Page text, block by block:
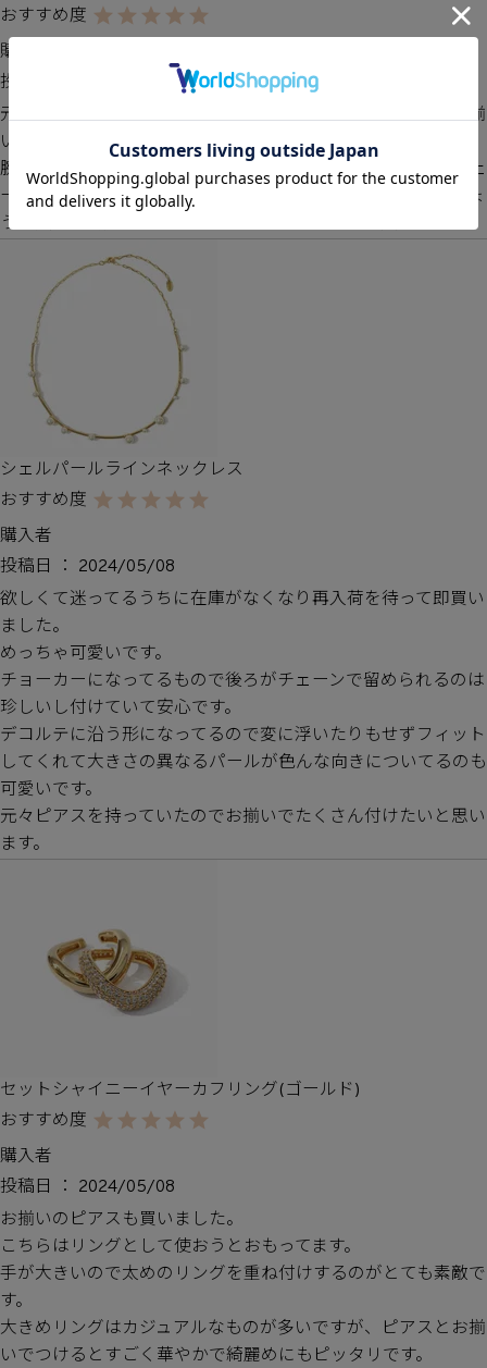
購入者
投稿日
元々ピアスを持っていて今回ブレスレットとネックレスをお揃
いで購入しました。
腕を出す季節はブレスレットがつけたくなりますが、細いチェ
ーンのものより存在感があってバングルよりも華奢なのがちょ
うど良く、綺麗めカジュアルな感じがとても気に入りました。
シェルパールラインネックレス
購入者
投稿日
2024/05/08
欲しくて迷ってるうちに在庫がなくなり再入荷を待って即買い
ました。
めっちゃ可愛いです。
チョーカーになってるもので後ろがチェーンで留められるのは
珍しいし付けていて安心です。
デコルテに沿う形になってるので変に浮いたりもせずフィット
してくれて大きさの異なるパールが色んな向きについてるのも
可愛いです。
元々ピアスを持っていたのでお揃いでたくさん付けたいと思い
ます。
セットシャイニーイヤーカフリング(ゴールド)
購入者
投稿日
2024/05/08
お揃いのピアスも買いました。
こちらはリングとして使おうとおもってます。
手が大きいので太めのリングを重ね付けするのがとても素敵で
す。
大きめリングはカジュアルなものが多いですが、ピアスとお揃
いでつけるとすごく華やかで綺麗めにもピッタリです。